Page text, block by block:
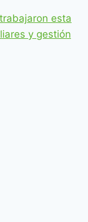
esta
y gestión